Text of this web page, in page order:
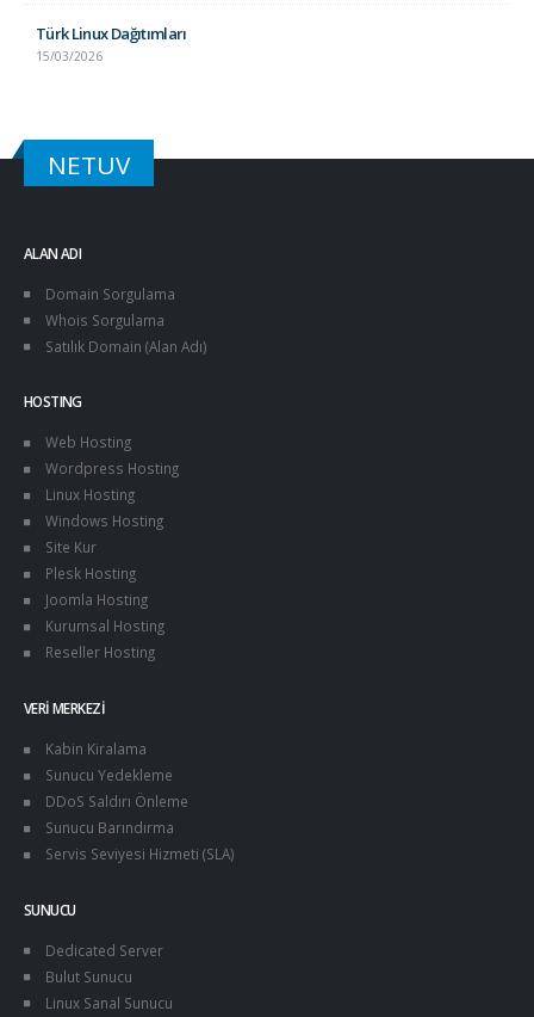
Türk Linux Dağıtımları
15/03/2026
NETUV
ALAN ADI
Domain Sorgulama
Whois Sorgulama
Satılık Domain (Alan Adı)
HOSTING
Web Hosting
Wordpress Hosting
Linux Hosting
Windows Hosting
Site Kur
Plesk Hosting
Joomla Hosting
Kurumsal Hosting
Reseller Hosting
VERI MERKEZI
Kabin Kiralama
Sunucu Yedekleme
DDoS Saldırı Önleme
Sunucu Barındırma
Servis Seviyesi Hizmeti (SLA)
SUNUCU
Dedicated Server
Bulut Sunucu
Linux Sanal Sunucu